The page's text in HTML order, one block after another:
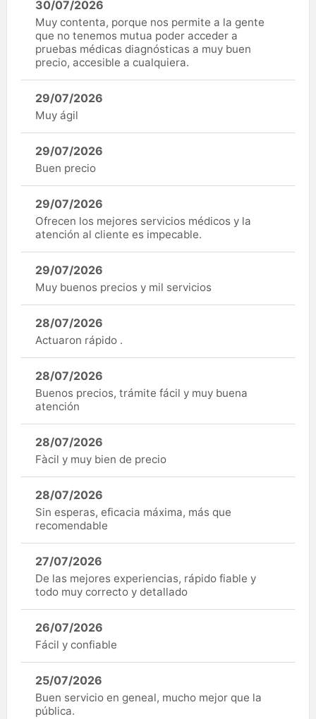
30/07/2026
Muy contenta, porque nos permite a la gente
que no tenemos mutua poder acceder a
pruebas médicas diagnósticas a muy buen
precio, accesible a cualquiera.
29/07/2026
Muy ágil
29/07/2026
Buen precio
29/07/2026
Ofrecen los mejores servicios médicos y la
atención al cliente es impecable.
29/07/2026
Muy buenos precios y mil servicios
28/07/2026
Actuaron rápido .
28/07/2026
Buenos precios, trámite fácil y muy buena
atención
28/07/2026
Fàcil y muy bien de precio
28/07/2026
Sin esperas, eficacia máxima, más que
recomendable
27/07/2026
De las mejores experiencias, rápido fiable y
todo muy correcto y detallado
26/07/2026
Fácil y confiable
25/07/2026
Buen servicio en geneal, mucho mejor que la
pública.